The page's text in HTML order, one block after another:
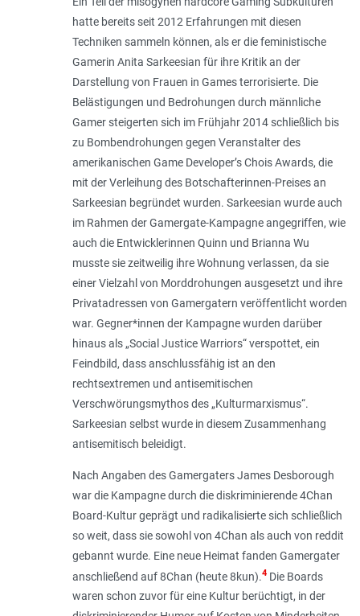
hatte bereits seit 2012 Erfahrungen mit diesen
Techniken sammeln können, als er die feministische
Gamerin Anita Sarkeesian für ihre Kritik an der
Darstellung von Frauen in Games terrorisierte. Die
Belästigungen und Bedrohungen durch männliche
Gamer steigerten sich im Frühjahr 2014 schließlich bis
zu Bombendrohungen gegen Veranstalter des
amerikanischen Game Developer’s Chois Awards, die
mit der Verleihung des Botschafterinnen-Preises an
Sarkeesian begründet wurden. Sarkeesian wurde auch
im Rahmen der Gamergate-Kampagne angegriffen, wie
auch die Entwicklerinnen Quinn und Brianna Wu
musste sie zeitweilig ihre Wohnung verlassen, da sie
einer Vielzahl von Morddrohungen ausgesetzt und ihre
Privatadressen von Gamergatern veröffentlicht worden
war. Gegner*innen der Kampagne wurden darüber
hinaus als „Social Justice Warriors“ verspottet, ein
Feindbild, dass anschlussfähig ist an den
rechtsextremen und antisemitischen
Verschwörungsmythos des „Kulturmarxismus“.
Sarkeesian selbst wurde in diesem Zusammenhang
antisemitisch beleidigt.
Nach Angaben des Gamergaters James Desborough
war die Kampagne durch die diskriminierende 4Chan
Board-Kultur geprägt und radikalisierte sich schließlich
so weit, dass sie sowohl von 4Chan als auch von reddit
gebannt wurde. Eine neue Heimat fanden Gamergater
anschließend auf 8Chan (heute 8kun).4Die Boards
waren schon zuvor für eine Kultur berüchtigt, in der